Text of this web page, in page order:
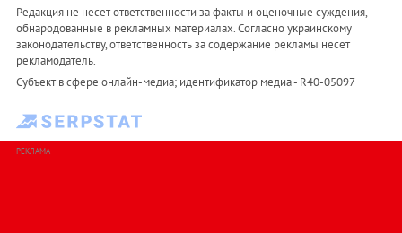
Редакция не несет ответственности за факты и оценочные суждения,
обнародованные в рекламных материалах. Согласно украинскому
законодательству, ответственность за содержание рекламы несет
рекламодатель.
Субъект в сфере онлайн-медиа; идентификатор медиа - R40-05097
РЕКЛАМА